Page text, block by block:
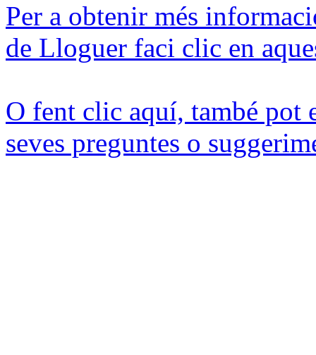
Per a obtenir més
de Lloguer faci clic en
O fent clic aquí, també pot
seves preguntes o